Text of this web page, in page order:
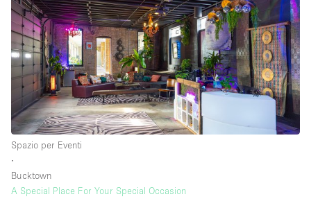
Vista incredibile
Water Access
Whitebox / Minimal
Piano/Accesso
Seminterrato
Piano terra su strada
Spazio per Eventi
∙
Bucktown
A Special Place For Your Special Occasion